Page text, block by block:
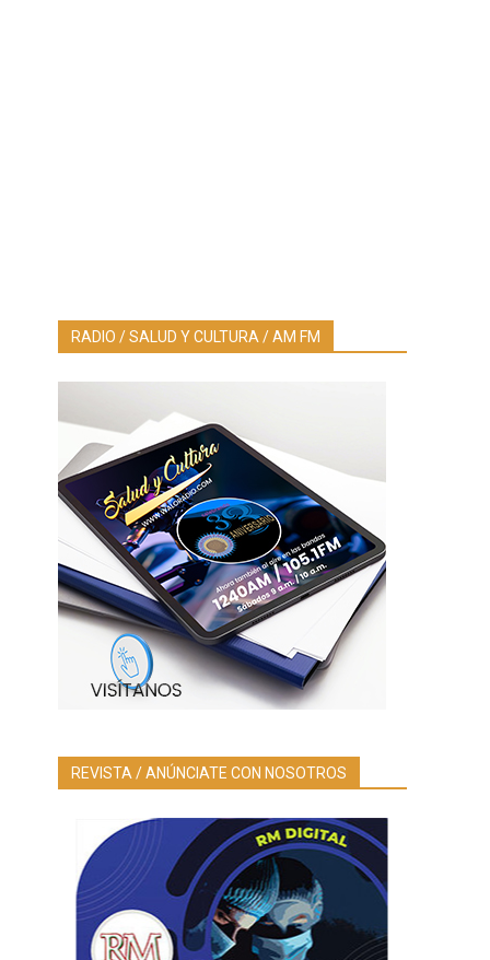
RADIO / SALUD Y CULTURA / AM FM
REVISTA / ANÚNCIATE CON NOSOTROS